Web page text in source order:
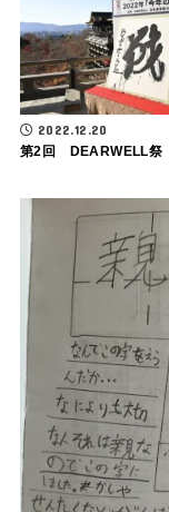
2022.12.20
第2回 DEARWELL祭